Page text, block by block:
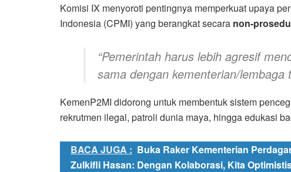
Komisi IX menyoroti pentingnya memperkuat upaya
Indonesia (CPMI) yang berangkat secara non-
“Pemerintah harus lebih agresif
sama dengan kementerian/lembaga
KemenP2MI didorong untuk membentuk sistem
rekrutmen ilegal, patroli dunia maya, hingga edukasi
BACA JUGA : Buka Raker Kementerian
Zulkifli Hasan: Dengan Kolaborasi, Kita